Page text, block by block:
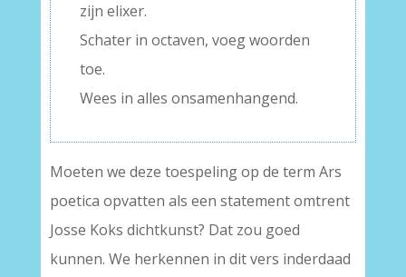
zijn elixer.
Schater in octaven, voeg woorden
toe.
Wees in alles onsamenhangend.
Moeten we deze toespeling op de term Ars
poetica opvatten als een statement omtrent
Josse Koks dichtkunst? Dat zou goed
kunnen. We herkennen in dit vers inderdaad